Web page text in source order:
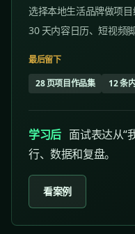
选择本地生活品牌做项目
30 天内容日历、短视频
最后留下
28 页项目作品集
12 条
学习后 面试表达从“
行、数据和复盘。
看案例